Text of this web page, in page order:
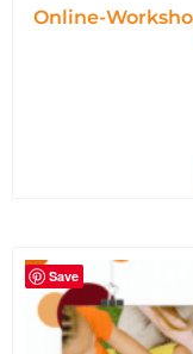
Online-
Save